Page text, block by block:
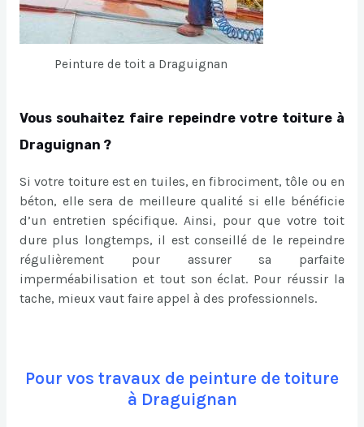
Peinture de toit a Draguignan
Vous souhaitez faire repeindre votre toiture à
Draguignan ?
Si votre toiture est en tuiles, en fibrociment, tôle ou en
béton, elle sera de meilleure qualité si elle bénéficie
d’un entretien spécifique. Ainsi, pour que votre toit
dure plus longtemps, il est conseillé de le repeindre
régulièrement pour assurer sa parfaite
imperméabilisation et tout son éclat. Pour réussir la
tache, mieux vaut faire appel à des professionnels.
Pour vos travaux de peinture de toiture
à Draguignan